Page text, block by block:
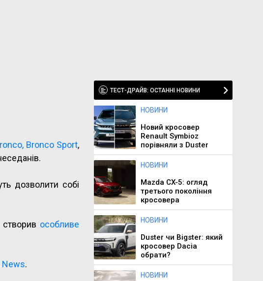
Bronco Sport,
дозволити собі
особливе
News.
ТЕСТ-ДРАЙВ: ОСТАННІ НОВИНИ
НОВИНИ
Новий кросовер
Renault Symbioz
порівняли з Duster
НОВИНИ
Mazda CX-5: огляд
третього покоління
кросовера
НОВИНИ
Duster чи Bigster: який
кросовер Dacia
обрати?
НОВИНИ